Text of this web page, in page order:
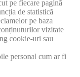
pe fiecare pagină
de statistică
pe baza
vizitate
cookie-uri sau
personal cum ar fi